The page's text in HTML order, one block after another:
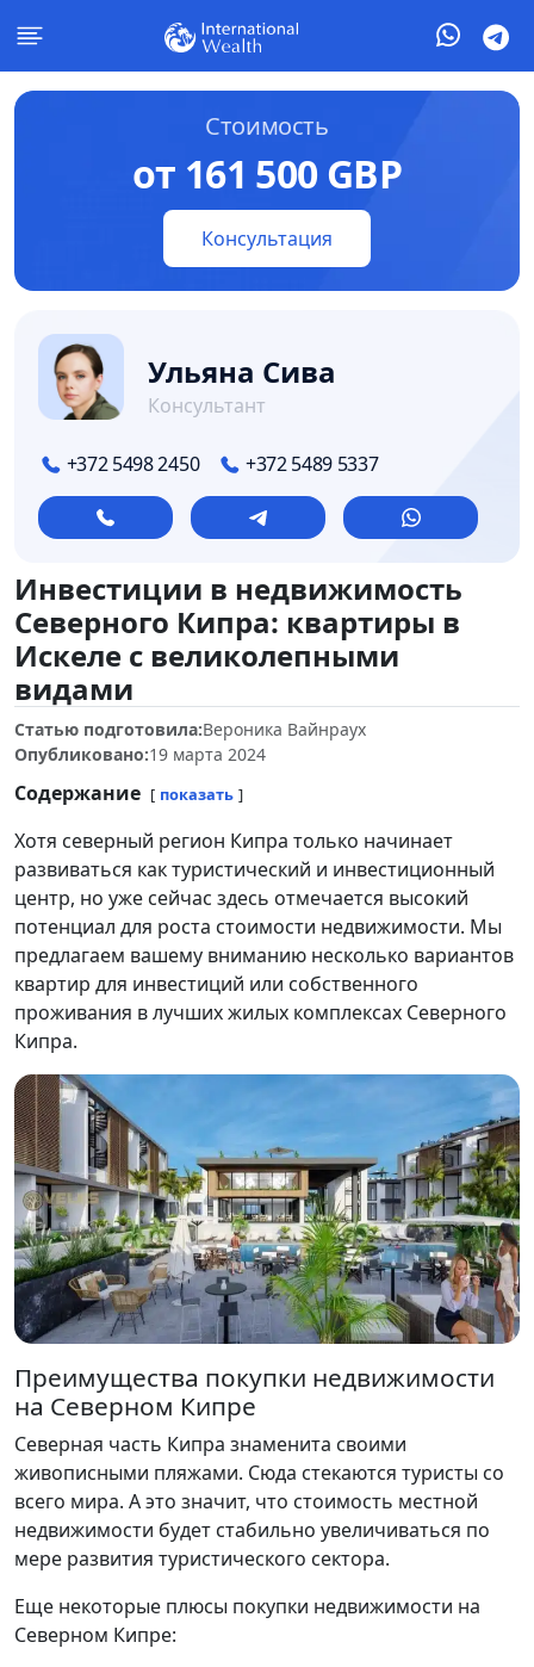
Стоимость
от 161 500 GBP
Консультация
Ульяна Сива
Консультант
+372 5498 2450 +372 5489 5337
Инвестиции в недвижимость
Северного Кипра: квартиры в
Искеле с великолепными
видами
Статью подготовила:Вероника Вайнраух
Опубликовано:19 марта 2024
Содержание показать
Хотя северный регион Кипра только начинает
развиваться как туристический и инвестиционный
центр, но уже сейчас здесь отмечается высокий
потенциал для роста стоимости недвижимости. Мы
предлагаем вашему вниманию несколько вариантов
квартир для инвестиций или собственного
проживания в лучших жилых комплексах Северного
Кипра.
Преимущества покупки недвижимости
на Северном Кипре
Северная часть Кипра знаменита своими
живописными пляжами. Сюда стекаются туристы со
всего мира. А это значит, что стоимость местной
недвижимости будет стабильно увеличиваться по
мере развития туристического сектора.
Еще некоторые плюсы покупки недвижимости на
Северном Кипре: